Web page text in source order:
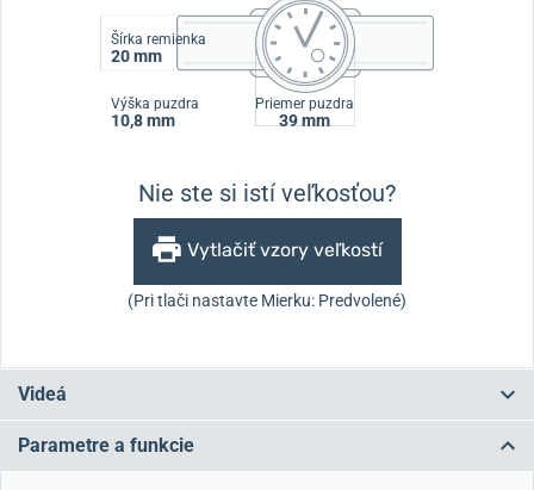
Šírka remienka
20 mm
Výška puzdra
10,8 mm
Priemer puzdra
39 mm
Nie ste si istí veľkosťou?
Vytlačiť vzory veľkostí
(Pri tlači nastavte Mierku: Predvolené)
Videá
Parametre a funkcie